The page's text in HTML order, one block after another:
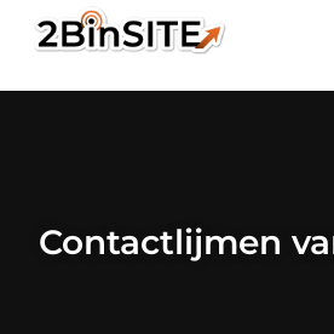
Contactlijmen